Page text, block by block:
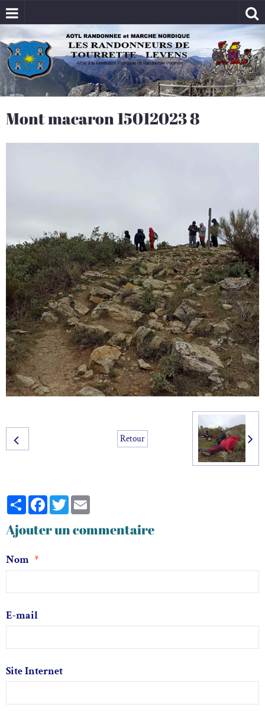
Mont macaron 15012023 8
Retour
PartagerFacebook
Twitter
Ajouter un commentaire
Nom
E-mail
Site Internet